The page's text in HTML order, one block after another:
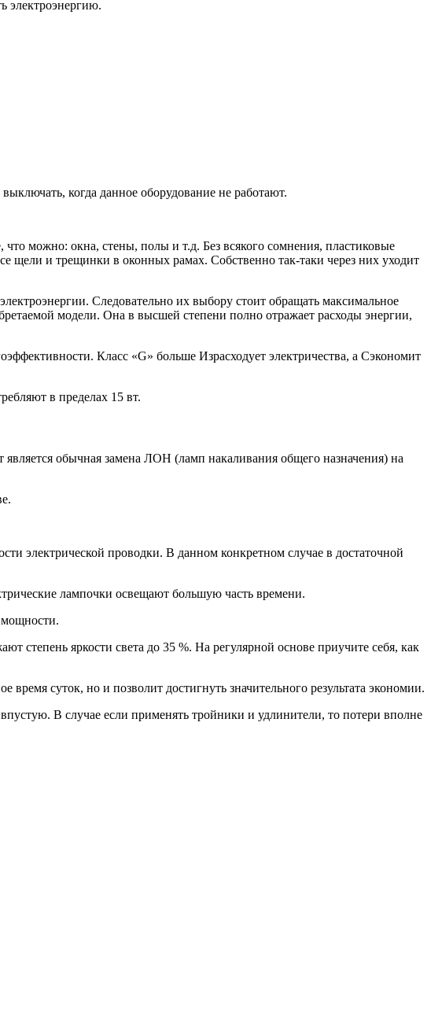
электроэнергию.
когда данное оборудование не работают.
что можно: окна, стены, полы и т.д. Без всякого сомнения, пластиковые
щели и трещинки в оконных рамах. Собственно так-таки через них уходит
Следовательно их выбору стоит обращать максимальное
модели. Она в высшей степени полно отражает расходы энергии,
Класс «G» больше Израсходует электричества, а Сэкономит
в пределах 15 вт.
обычная замена ЛОН (ламп накаливания общего назначения) на
электрической проводки. В данном конкретном случае в достаточной
лампочки освещают большую часть времени.
мощности.
степень яркости света до 35 %. На регулярной основе приучите себя, как
суток, но и позволит достигнуть значительного результата экономии.
В случае если применять тройники и удлинители, то потери вполне